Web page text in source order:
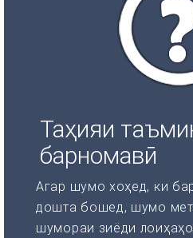
Таҳияи
барномавӣ
Агар шумо хоҳед, ки
дошта бошед, шумо
шумораи зиёди